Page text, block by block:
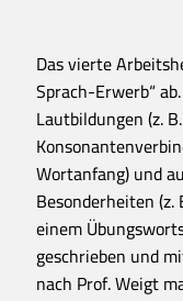
Das vierte
Sprach-Erwerb“
Lautbildungen (z.
Wortanfang) und
Besonderheiten
einem
geschrieben und
nach Prof. Weigt